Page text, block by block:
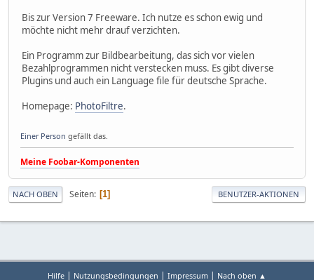
Bis zur Version 7 Freeware. Ich nutze es schon ewig und
möchte nicht mehr drauf verzichten.
Ein Programm zur Bildbearbeitung, das sich vor vielen
Bezahlprogrammen nicht verstecken muss. Es gibt diverse
Plugins und auch ein Language file für deutsche Sprache.
Homepage: PhotoFiltre.
Einer Person gefällt das.
Meine Foobar-Komponenten
NACH OBEN Seiten 1 BENUTZER-AKTIONEN
Hilfe | Nutzungsbedingungen | Impressum | Nach oben ▲